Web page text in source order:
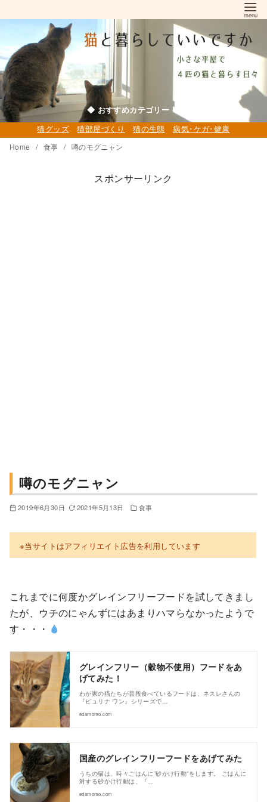
ン
ン
ツ
へ
移
動
◆ おすすめカテゴリー ◆
猫グッズ 猫部屋づくり 猫の生態 病気･ケガ･健康
Home 食事 噂のモグニャン
スポンサーリンク
噂のモグニャン
2019年6月30日 2021年5月13日 食事
※当サイトはアフィリエイト広告を利用しています
これまでに何度かグレインフリーフードを試してきまし
たが、ウチのにゃんずにはあまりハマらなかったようで
す・・・
グレインフリー（穀物不使用）フードをあ
げてみた！
わが家の猫たちが普段食べているフードは、ネスレさんの
『ピュリナ ワン』シリーズで…
edamomo.com
国産のグレインフリーフードをあげてみた
うちの猫は、時々ごはんに”砂かけ行動”をします。 ごはんに
対する砂かけ行動は、『…
edamomo.com